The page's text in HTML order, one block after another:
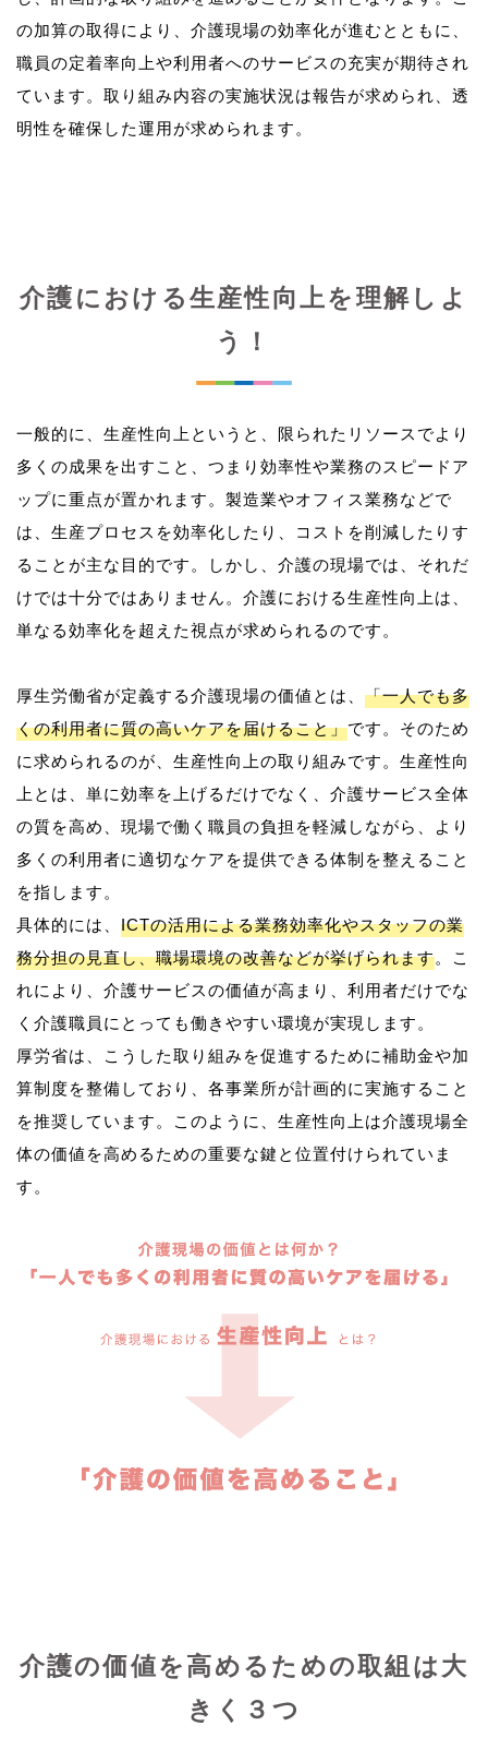
の加算の取得により、介護現場の効率化が進むとともに、
職員の定着率向上や利用者へのサービスの充実が期待され
ています。取り組み内容の実施状況は報告が求められ、透
介護における生産性向上を理解しよ
う！
一般的に、生産性向上というと、限られたリソースでより
多くの成果を出すこと、つまり効率性や業務のスピードア
ップに重点が置かれます。製造業やオフィス業務などで
は、生産プロセスを効率化したり、コストを削減したりす
ることが主な目的です。しかし、介護の現場では、それだ
けでは十分ではありません。介護における生産性向上は、
単なる効率化を超えた視点が求められるのです。
厚生労働省が定義する介護現場の価値とは、 「一人でも多
くの利用者に質の高いケアを届けること」です。そのため
に求められるのが、生産性向上の取り組みです。生産性向
上とは、単に効率を上げるだけでなく、介護サービス全体
の質を高め、現場で働く職員の負担を軽減しながら、より
多くの利用者に適切なケアを提供できる体制を整えること
を指します。
具体的には、 ICTの活用による業務効率化やスタッフの業
務分担の見直し、職場環境の改善などが挙げられます。こ
れにより、介護サービスの価値が高まり、利用者だけでな
く介護職員にとっても働きやすい環境が実現します。
厚労省は、こうした取り組みを促進するために補助金や加
算制度を整備しており、各事業所が計画的に実施すること
を推奨しています。このように、生産性向上は介護現場全
体の価値を高めるための重要な鍵と位置付けられていま
介護の価値を高めるための取組は大
きく３つ